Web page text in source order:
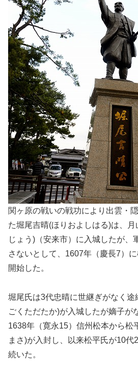
関ヶ原の戦いの戦功により出雲・
た堀尾吉晴(ほりおよしはる)は、
じょう)（安来市）に入城したが、
さないとして、1607年（慶長7）
開始した。
堀尾氏は3代忠晴に世継ぎがなく途
ごくただたか)が入城したが嫡子が
1638年（寛永15）信州松本から松
まさ)が入封し、以来松平氏が10代
続いた。